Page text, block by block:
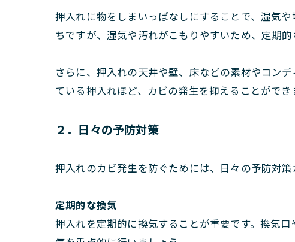
押入れに物をしまいっぱなしにすることで、湿気
ちですが、湿気や汚れがこもりやすいため、定期的
さらに、押入れの天井や壁、床などの素材やコン
ている押入れほど、カビの発生を抑えることができ
２．日々の予防対策
押入れのカビ発生を防ぐためには、日々の予防対
定期的な換気
押入れを定期的に換気することが重要です。換気